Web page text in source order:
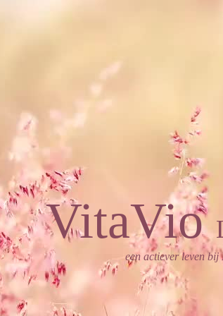
VitaVio
een actiever leven